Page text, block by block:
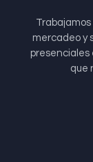
mercadeo y
presenciales
que